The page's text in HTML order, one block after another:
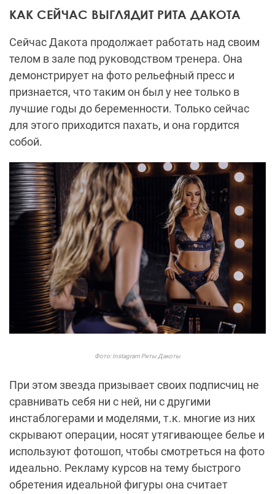
КАК СЕЙЧАС ВЫГЛЯДИТ РИТА ДАКОТА
Сейчас Дакота продолжает работать над своим
телом в зале под руководством тренера. Она
демонстрирует на фото рельефный пресс и
признается, что таким он был у нее только в
лучшие годы до беременности. Только сейчас
для этого приходится пахать, и она гордится
собой.
Фото: Instagram Риты Дакоты
При этом звезда призывает своих подписчиц не
сравнивать себя ни с ней, ни с другими
инстаблогерами и моделями, т.к. многие из них
скрывают операции, носят утягивающее белье и
используют фотошоп, чтобы смотреться на фото
идеально. Рекламу курсов на тему быстрого
обретения идеальной фигуры она считает